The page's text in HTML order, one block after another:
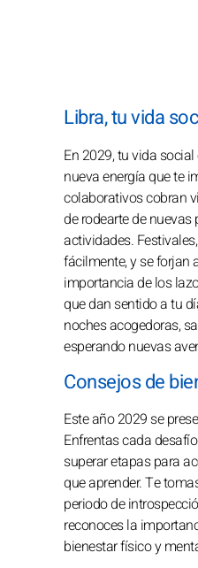
Libra, tu vida
En 2029, tu vida
nueva energía que te
colaborativos cobran
de rodearte de
actividades.
fácilmente, y se forjan
importancia de los
que dan sentido a tu
noches acogedoras,
esperando nuevas
Consejos de
Este año 2029 se
Enfrentas cada
superar etapas para
que aprender. Te
periodo de
reconoces la
bienestar físico y